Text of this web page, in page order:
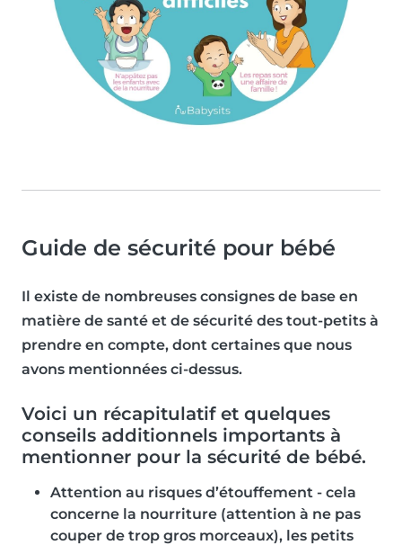
Guide de sécurité pour bébé
Il existe de nombreuses consignes de base en
matière de santé et de sécurité des tout-petits à
prendre en compte, dont certaines que nous
avons mentionnées ci-dessus.
Voici un récapitulatif et quelques
conseils additionnels importants à
mentionner pour la sécurité de bébé.
Attention au risques d’étouffement - cela
concerne la nourriture (attention à ne pas
couper de trop gros morceaux), les petits